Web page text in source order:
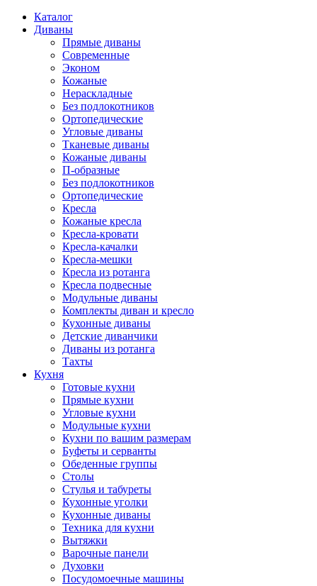
Каталог
Диваны
Прямые диваны
Современные
Эконом
Кожаные
Нераскладные
Без подлокотников
Ортопедические
Угловые диваны
Тканевые диваны
Кожаные диваны
П-образные
Без подлокотников
Ортопедические
Кресла
Кожаные кресла
Кресла-кровати
Кресла-качалки
Кресла-мешки
Кресла из ротанга
Кресла подвесные
Модульные диваны
Комплекты диван и кресло
Кухонные диваны
Детские диванчики
Диваны из ротанга
Тахты
Кухня
Готовые кухни
Прямые кухни
Угловые кухни
Модульные кухни
Кухни по вашим размерам
Буфеты и серванты
Обеденные группы
Столы
Стулья и табуреты
Кухонные уголки
Кухонные диваны
Техника для кухни
Вытяжки
Варочные панели
Духовки
Посудомоечные машины